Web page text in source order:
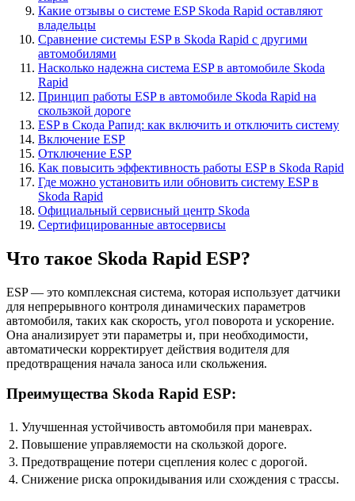
Какие отзывы о системе ESP Skoda Rapid оставляют
владельцы
Сравнение системы ESP в Skoda Rapid с другими
автомобилями
Насколько надежна система ESP в автомобиле Skoda
Rapid
Принцип работы ESP в автомобиле Skoda Rapid на
скользкой дороге
ESP в Скода Рапид: как включить и отключить систему
Включение ESP
Отключение ESP
Как повысить эффективность работы ESP в Skoda Rapid
Где можно установить или обновить систему ESP в
Skoda Rapid
Официальный сервисный центр Skoda
Сертифицированные автосервисы
Что такое Skoda Rapid ESP?
ESP — это комплексная система, которая использует датчики
для непрерывного контроля динамических параметров
автомобиля, таких как скорость, угол поворота и ускорение.
Она анализирует эти параметры и, при необходимости,
автоматически корректирует действия водителя для
предотвращения начала заноса или скольжения.
Преимущества Skoda Rapid ESP:
1. Улучшенная устойчивость автомобиля при маневрах.
2. Повышение управляемости на скользкой дороге.
3. Предотвращение потери сцепления колес с дорогой.
4. Снижение риска опрокидывания или схождения с трассы.